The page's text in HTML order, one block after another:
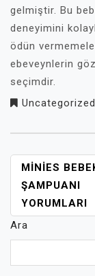
gelmiştir. Bu
deneyimini
ödün
ebeveynlerin
seçimdir.
Uncategorized
YAZI
GEZINMESI
MINIES
ŞAMPUANI
YORUMLARI
Ara